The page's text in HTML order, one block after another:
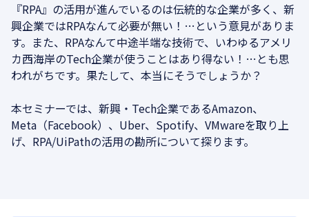
『RPA』の活用が進んでいるのは伝統的な企業が多く、新
興企業ではRPAなんて必要が無い！…という意見がありま
す。また、RPAなんて中途半端な技術で、いわゆるアメリ
カ西海岸のTech企業が使うことはあり得ない！…とも思
われがちです。果たして、本当にそうでしょうか？
本セミナーでは、新興・Tech企業であるAmazon、
Meta（Facebook）、Uber、Spotify、VMwareを取り上
げ、RPA/UiPathの活用の勘所について探ります。